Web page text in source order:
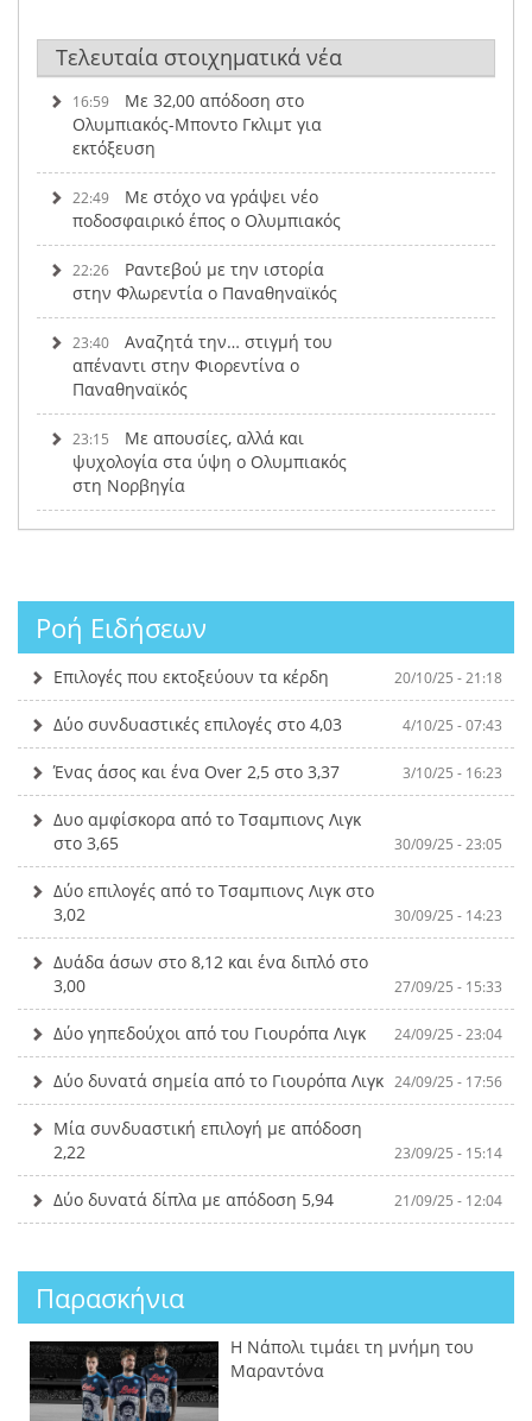
Τελευταία στοιχηματικά νέα
16:59
Με 32,00 απόδοση στο
Ολυμπιακός-Μποντο Γκλιμτ για
εκτόξευση
22:49
Με στόχο να γράψει νέο
ποδοσφαιρικό έπος ο Ολυμπιακός
22:26
Ραντεβού με την ιστορία
στην Φλωρεντία ο Παναθηναϊκός
23:40
Αναζητά την… στιγμή του
απέναντι στην Φιορεντίνα ο
Παναθηναϊκός
23:15
Με απουσίες, αλλά και
ψυχολογία στα ύψη ο Ολυμπιακός
στη Νορβηγία
Ροή Ειδήσεων
Επιλογές που εκτοξεύουν τα κέρδη 20/10/25 - 21:18
Δύο συνδυαστικές επιλογές στο 4,03 4/10/25 - 07:43
Ένας άσος και ένα Over 2,5 στο 3,37 3/10/25 - 16:23
Δυο αμφίσκορα από το Τσαμπιονς Λιγκ
στο 3,65
30/09/25 - 23:05
Δύο επιλογές από το Τσαμπιονς Λιγκ στο
3,02
30/09/25 - 14:23
Δυάδα άσων στο 8,12 και ένα διπλό στο
3,00
27/09/25 - 15:33
Δύο γηπεδούχοι από του Γιουρόπα Λιγκ 24/09/25 - 23:04
Δύο δυνατά σημεία από το Γιουρόπα Λιγκ 24/09/25 - 17:56
Μία συνδυαστική επιλογή με απόδοση
2,22
23/09/25 - 15:14
Δύο δυνατά δίπλα με απόδοση 5,94 21/09/25 - 12:04
Παρασκήνια
Η Νάπολι τιμάει τη μνήμη του
Μαραντόνα